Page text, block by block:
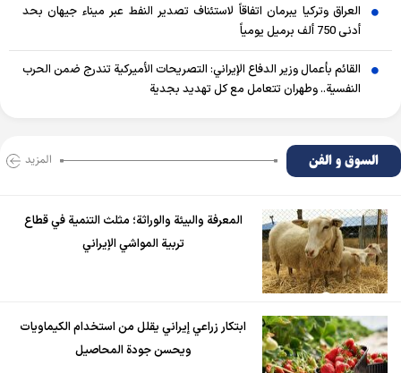
العراق وتركيا يبرمان اتفاقاً لاستئناف تصدير النفط عبر ميناء جيهان بحد
أدنى 750 ألف برميل يومياً
القائم بأعمال وزير الدفاع الإيراني: التصريحات الأميركية تندرج ضمن الحرب
النفسية.. وطهران تتعامل مع كل تهديد بجدية
السوق و الفن المزید
المعرفة والبيئة والوراثة؛ مثلث التنمية في قطاع
تربية المواشي الإيراني
ابتكار زراعي إيراني يقلل من استخدام الكيماويات
ويحسن جودة المحاصيل